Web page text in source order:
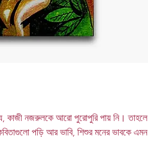
কাজী নজরুলকে আরো পুরোপুরি পায় নি। তাহলে
পড়ি আর ভাবি, শিশুর মনের ভাবকে এমন